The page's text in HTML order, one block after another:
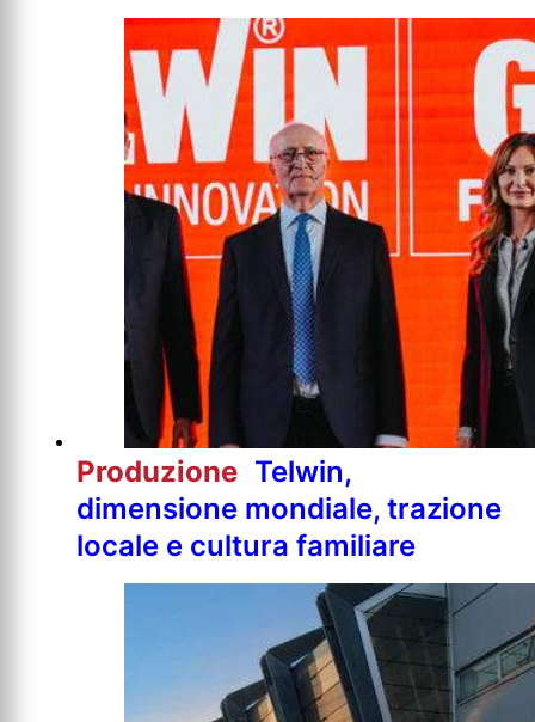
Produzione Telwin,
dimensione mondiale, trazione
locale e cultura familiare